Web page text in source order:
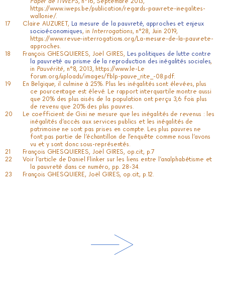
https://www.iweps.be/publication/regards-pauvrete-inegalites-
wallonie/.
Claire AUZURET, La mesure de la pauvreté, approches et enjeux
socioéconomiques, in Interrogations, n°28, Juin 2019,
https://www.revue-interrogations.org/La-mesure-de-la-pauvrete-
approches
François GHESQUIERES, Joël GIRES, Les politiques de lutte contre
la pauvreté au prisme de la reproduction des inégalités sociales,
in Pauvérité, n°8, 2013, https://www.le-Le
forum.org/uploads/images/fblp-pauve_rite_-08.pdf.
En Belgique, il culmine à 25%. Plus les inégalités sont élevées, plus
ce pourcentage est élevé. Le rapport interquartile montre aussi
que 20% des plus aisés de la population ont perçu 3,6 fois plus
de revenu que 20% des plus pauvres.
Le coefficient de Gini ne mesure que les inégalités de revenus : les
inégalités d’accès aux services publics et les inégalités de
patrimoine ne sont pas prises en compte. Les plus pauvres ne
font pas partie de l’échantillon de l’enquête comme nous l’avons
vu et y sont donc sous-représentés.
François GHESQUIERES, Joël GIRES, op.cit, p.7
Voir l’article de Daniel Flinker sur les liens entre l’analphabétisme et
la pauvreté dans ce numéro, pp. 28-34.
François GHESQUIERE, Joël GIRES, op.cit, p.12.